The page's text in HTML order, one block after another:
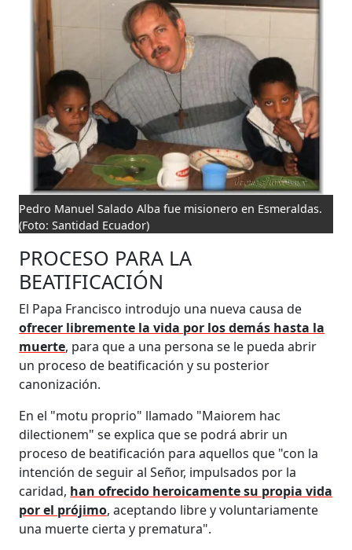
Pedro Manuel Salado Alba fue misionero en Esmeraldas.
(Foto: Santidad Ecuador)
PROCESO PARA LA
BEATIFICACIÓN
El Papa Francisco introdujo una nueva causa de
ofrecer libremente la vida por los demás hasta la
muerte, para que a una persona se le pueda abrir
un proceso de beatificación y su posterior
canonización.
En el "motu proprio" llamado "Maiorem hac
dilectionem" se explica que se podrá abrir un
proceso de beatificación para aquellos que "con la
intención de seguir al Señor, impulsados por la
caridad, han ofrecido heroicamente su propia vida
por el prójimo, aceptando libre y voluntariamente
una muerte cierta y prematura".